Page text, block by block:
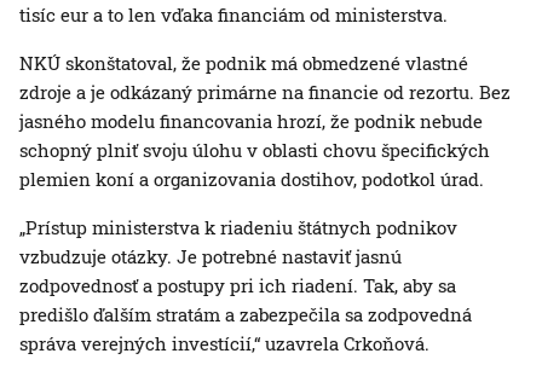
tisíc eur a to len vďaka financiám od ministerstva.
NKÚ skonštatoval, že podnik má obmedzené vlastné
zdroje a je odkázaný primárne na financie od rezortu. Bez
jasného modelu financovania hrozí, že podnik nebude
schopný plniť svoju úlohu v oblasti chovu špecifických
plemien koní a organizovania dostihov, podotkol úrad.
„Prístup ministerstva k riadeniu štátnych podnikov
vzbudzuje otázky. Je potrebné nastaviť jasnú
zodpovednosť a postupy pri ich riadení. Tak, aby sa
predišlo ďalším stratám a zabezpečila sa zodpovedná
správa verejných investícií,“ uzavrela Crkoňová.